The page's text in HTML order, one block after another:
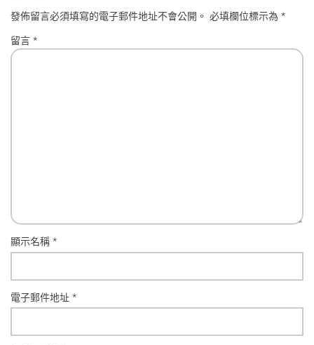
發佈留言必須填寫的電子郵件地址不會公開。 必填欄位標示為*
留言*
顯示名稱*
電子郵件地址*